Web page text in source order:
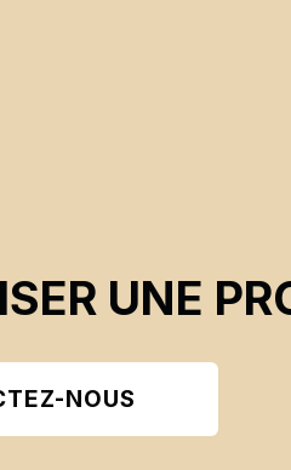
UNE
NOUS